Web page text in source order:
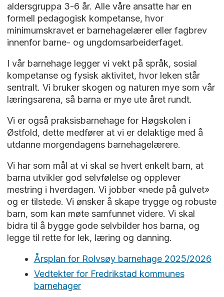
aldersgruppa 3-6 år. Alle våre ansatte har en
formell pedagogisk kompetanse, hvor
minimumskravet er barnehagelærer eller fagbrev
innenfor barne- og ungdomsarbeiderfaget.
I vår barnehage legger vi vekt på språk, sosial
kompetanse og fysisk aktivitet, hvor leken står
sentralt. Vi bruker skogen og naturen mye som vår
læringsarena, så barna er mye ute året rundt.
Vi er også praksisbarnehage for Høgskolen i
Østfold, dette medfører at vi er delaktige med å
utdanne morgendagens barnehagelærere.
Vi har som mål at vi skal se hvert enkelt barn, at
barna utvikler god selvfølelse og opplever
mestring i hverdagen. Vi jobber «nede på gulvet»
og er tilstede. Vi ønsker å skape trygge og robuste
barn, som kan møte samfunnet videre. Vi skal
bidra til å bygge gode selvbilder hos barna, og
legge til rette for lek, læring og danning.
Årsplan for Rolvsøy barnehage 2025/2026
Vedtekter for Fredrikstad kommunes
barnehager